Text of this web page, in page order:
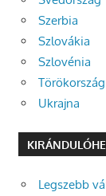
Szerbia
Szlovákia
Szlovénia
Törökország
Ukrajna
Legszebb